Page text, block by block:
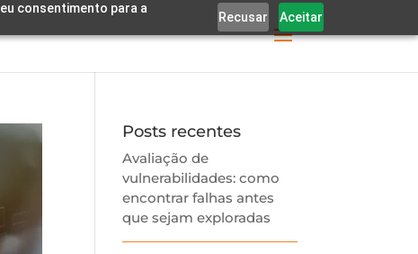
consentimento para a
Recusar Aceitar
Posts recentes
Avaliação de
vulnerabilidades: como
encontrar falhas antes
que sejam exploradas